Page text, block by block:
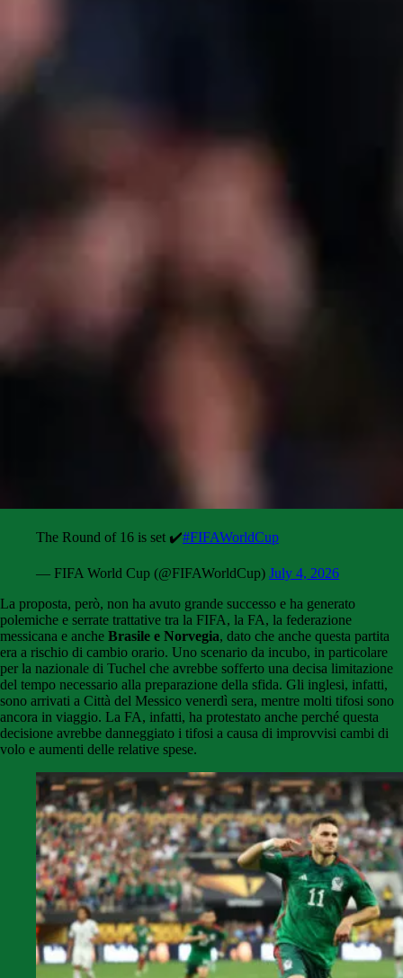
The Round of 16 is set ✔️#FIFAWorldCup
— FIFA World Cup (@FIFAWorldCup) July 4, 2026
La proposta, però, non ha avuto grande successo e ha generato
polemiche e serrate trattative tra la FIFA, la FA, la federazione
messicana e anche Brasile e Norvegia, dato che anche questa partita
era a rischio di cambio orario. Uno scenario da incubo, in particolare
per la nazionale di Tuchel che avrebbe sofferto una decisa limitazione
del tempo necessario alla preparazione della sfida. Gli inglesi, infatti,
sono arrivati a Città del Messico venerdì sera, mentre molti tifosi sono
ancora in viaggio. La FA, infatti, ha protestato anche perché questa
decisione avrebbe danneggiato i tifosi a causa di improvvisi cambi di
volo e aumenti delle relative spese.